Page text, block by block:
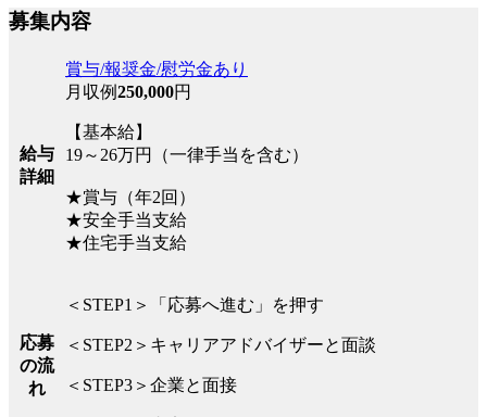
募集内容
給与
詳細
賞与/報奨金/慰労金あり
月収例250,000円
【基本給】
19～26万円（一律手当を含む）
★賞与（年2回）
★安全手当支給
★住宅手当支給
応募
の流
れ
＜STEP1＞「応募へ進む」を押す
＜STEP2＞キャリアアドバイザーと面談
＜STEP3＞企業と面接